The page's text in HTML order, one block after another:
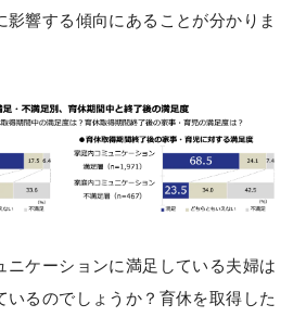
響する傾向にあることが分かりま
ケーションに満足している夫婦は
いるのでしょうか？育休を取得した